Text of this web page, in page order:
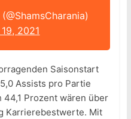
2021
Saisonstart
Assists pro Partie
Prozent wären über
Karrierebestwerte. Mit